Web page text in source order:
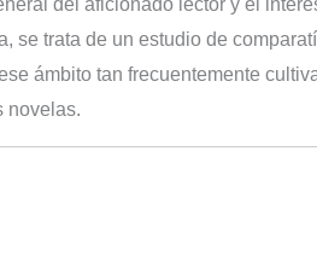
del aficionado lector y el
trata de un estudio de
ámbito tan frecuentemente
novelas.